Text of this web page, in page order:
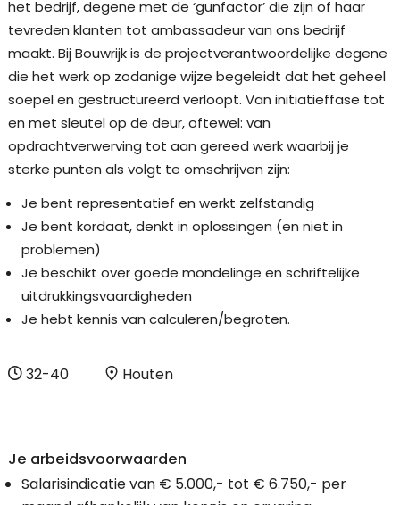
het bedrijf, degene met de ‘gunfactor’ die zijn of haar
tevreden klanten tot ambassadeur van ons bedrijf
maakt. Bij Bouwrijk is de projectverantwoordelijke degene
die het werk op zodanige wijze begeleidt dat het geheel
soepel en gestructureerd verloopt. Van initiatieffase tot
en met sleutel op de deur, oftewel: van
opdrachtverwerving tot aan gereed werk waarbij je
sterke punten als volgt te omschrijven zijn:
Je bent representatief en werkt zelfstandig
Je bent kordaat, denkt in oplossingen (en niet in
problemen)
Je beschikt over goede mondelinge en schriftelijke
uitdrukkingsvaardigheden
Je hebt kennis van calculeren/begroten.
32-40 Houten
Je arbeidsvoorwaarden
Salarisindicatie van € 5.000,- tot € 6.750,- per